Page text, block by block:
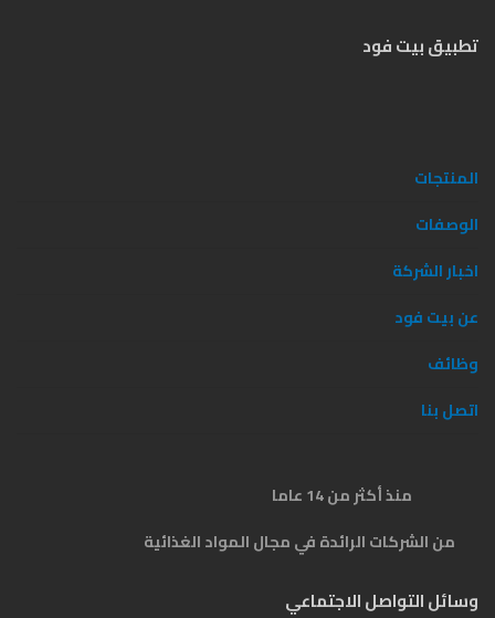
تطبيق بيت فود
المنتجات
الوصفات
اخبار الشركة
عن بيت فود
وظائف
اتصل بنا
منذ أكثر من 14 عاما
من الشركات الرائدة في مجال المواد الغذائية
وسائل التواصل الاجتماعي